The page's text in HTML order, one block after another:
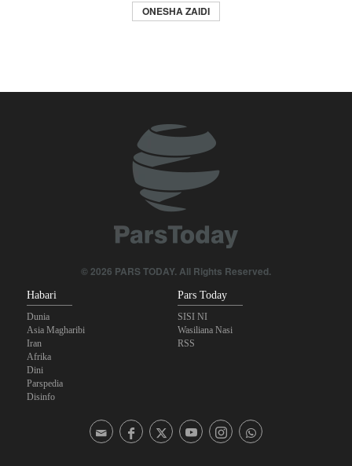
ONESHA ZAIDI
© 2026 PARS TODAY. All Rights Reserved.
Habari
Dunia
Asia Magharibi
Iran
Afrika
Dini
Parspedia
Disinfo
Pars Today
SISI NI
Wasiliana Nasi
RSS